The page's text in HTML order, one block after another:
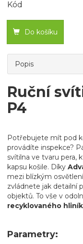
Kód
Do košíku
Popis
Ruční
P4
Potřebujete mít pod
provádíte inspekce?
svítilna ve tvaru pera,
kapsu košile. Díky
mezi blízkým
zvládnete jak detailní
objektů. To vše v
recyklovaného
Parametry: